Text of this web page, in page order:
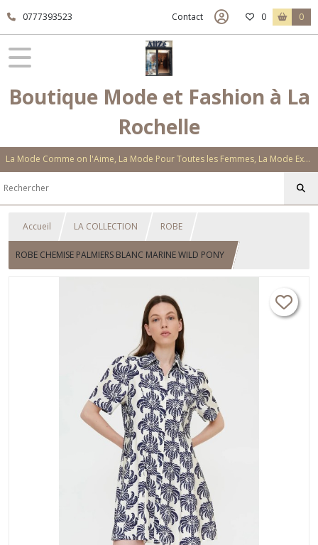
0777393523 Contact 0 0
Boutique Mode et Fashion à La
Rochelle
La Mode Comme on l'Aime, La Mode Pour Toutes les Femmes, La Mode Exclusive Aux Matières Et Couleurs Novatrices, La Mode Qui Vous Séduira
Accueil LA COLLECTION ROBE
ROBE CHEMISE PALMIERS BLANC MARINE WILD PONY